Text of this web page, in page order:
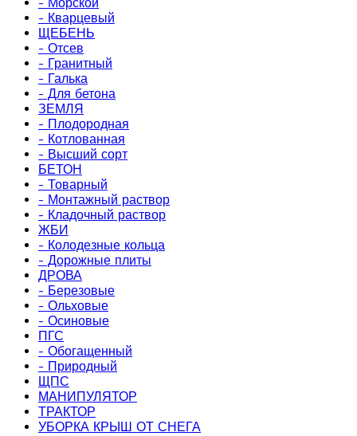
- Кварцевый
ЩЕБЕНЬ
- Отсев
- Гранитный
- Галька
- Для бетона
ЗЕМЛЯ
- Плодородная
- Котлованная
- Высший сорт
БЕТОН
- Товарный
- Монтажный раствор
- Кладочный раствор
ЖБИ
- Колодезные кольца
- Дорожные плиты
ДРОВА
- Березовые
- Ольховые
- Осиновые
ПГС
- Обогащенный
- Природный
ЩПС
МАНИПУЛЯТОР
ТРАКТОР
УБОРКА КРЫШ ОТ СНЕГА